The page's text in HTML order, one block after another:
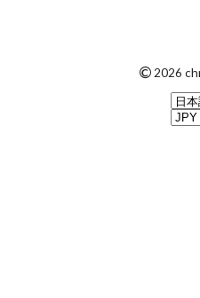
© 2026